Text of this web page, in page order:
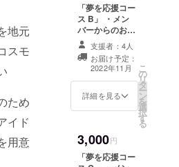
地元
スモ
ため
イド
用意
「夢を応援コー
ス B」 ・メン
バーからのお礼
コメント＆サイ
ンが入ったA4
メッセージカー
ド（全支援者共
通） A4サイズ、
片面カラー、1枚
の集合チェキ1枚
支援者：4人
お届け予定：
2022年11月
詳細を見る
こ
の
リ
タ
ー
ン
を
選
択
す
る
3,000円
「夢を応援コー